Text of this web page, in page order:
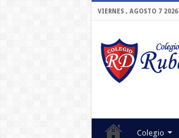
VIERNES , AGOSTO 7 2026
Colegio